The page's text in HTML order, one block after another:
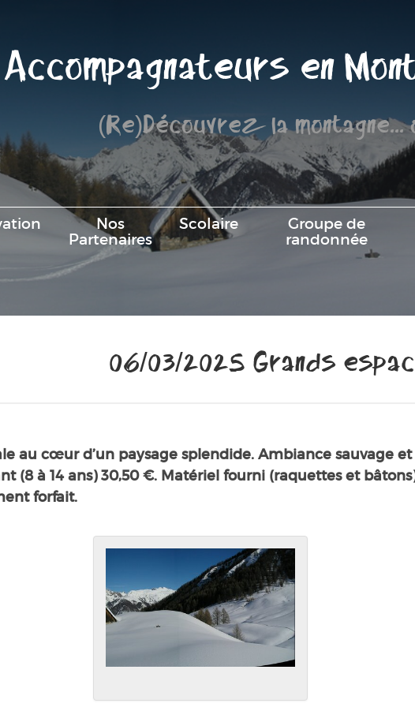
Accompagnateurs en
(Re)Découvrez la montagne...
Nos
Partenaires
Scolaire
Groupe de
randonnée
06/03/2025 Grands
au cœur d’un paysage splendide. Ambiance sauvage
(8 à 14 ans) 30,50 €. Matériel fourni (raquettes et
forfait.